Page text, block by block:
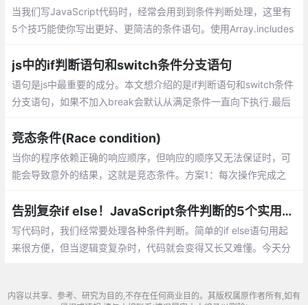
当我们写JavaScript代码时，经常会用到到条件判断处理，这里有
5个技巧能使你写出更好、更简洁的条件语句。使用Array.includes
js中的if判断语句和switch条件分支语句
语句是js中最重要的成分。本文想介绍的是if判断语句和switch条件
分支语句，如果不加入break会默认从满足条件一直向下执行.最后
判断，大家一定要注意一下
竞态条件(Race condition)
当你的程序依赖正确的响应顺序，但响应的顺序又无法保证时，可
能会导致意外的结果，这就是竞态条件。方案1：每次操作完成之
应
告别复杂if else！JavaScript条件判断的5个实用技巧
写代码时，我们经常要处理各种条件判断。简单的if else语句用起
来很方便，但当逻辑变复杂时，代码就会变得又长又难懂。今天分
内容以共享、参考、研究为目的,不存在任何商业目的。其版权属原作者所有,如有